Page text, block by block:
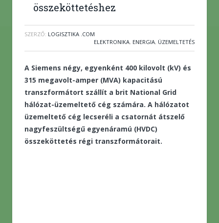
összeköttetéshez
SZERZŐ: LOGISZTIKA .COM
ELEKTRONIKA, ENERGIA, ÜZEMELTETÉS
A Siemens négy, egyenként 400 kilovolt (kV) és
315 megavolt-amper (MVA) kapacitású
transzformátort szállít a brit National Grid
hálózat-üzemeltető cég számára. A hálózatot
üzemeltető cég lecseréli a csatornát átszelő
nagyfeszültségű egyenáramú (HVDC)
összeköttetés régi transzformátorait.